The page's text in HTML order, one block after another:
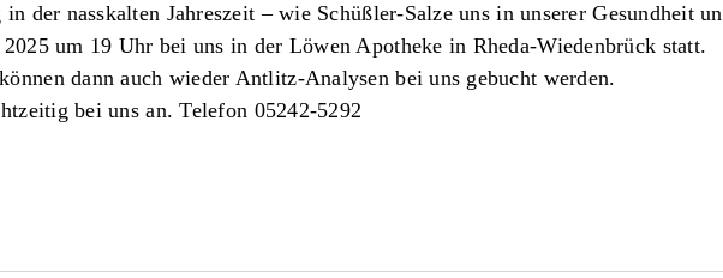
der nasskalten Jahreszeit – wie Schüßler-Salze uns in unserer Gesundheit
um 19 Uhr bei uns in der Löwen Apotheke in Rheda-Wiedenbrück statt.
dann auch wieder Antlitz-Analysen bei uns gebucht werden.
bei uns an.Telefon 05242-5292